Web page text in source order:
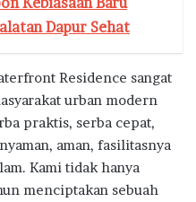
Dapur Sehat
Residence sangat
urban modern
praktis, serba cepat,
aman, fasilitasnya
Kami tidak hanya
menciptakan sebuah